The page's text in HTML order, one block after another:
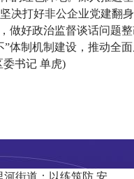
决打好非公企业党建翻
做好政治监督谈话问题
体制机制建设，推动全
委书记 单虎)
河街道：以练筑防 安